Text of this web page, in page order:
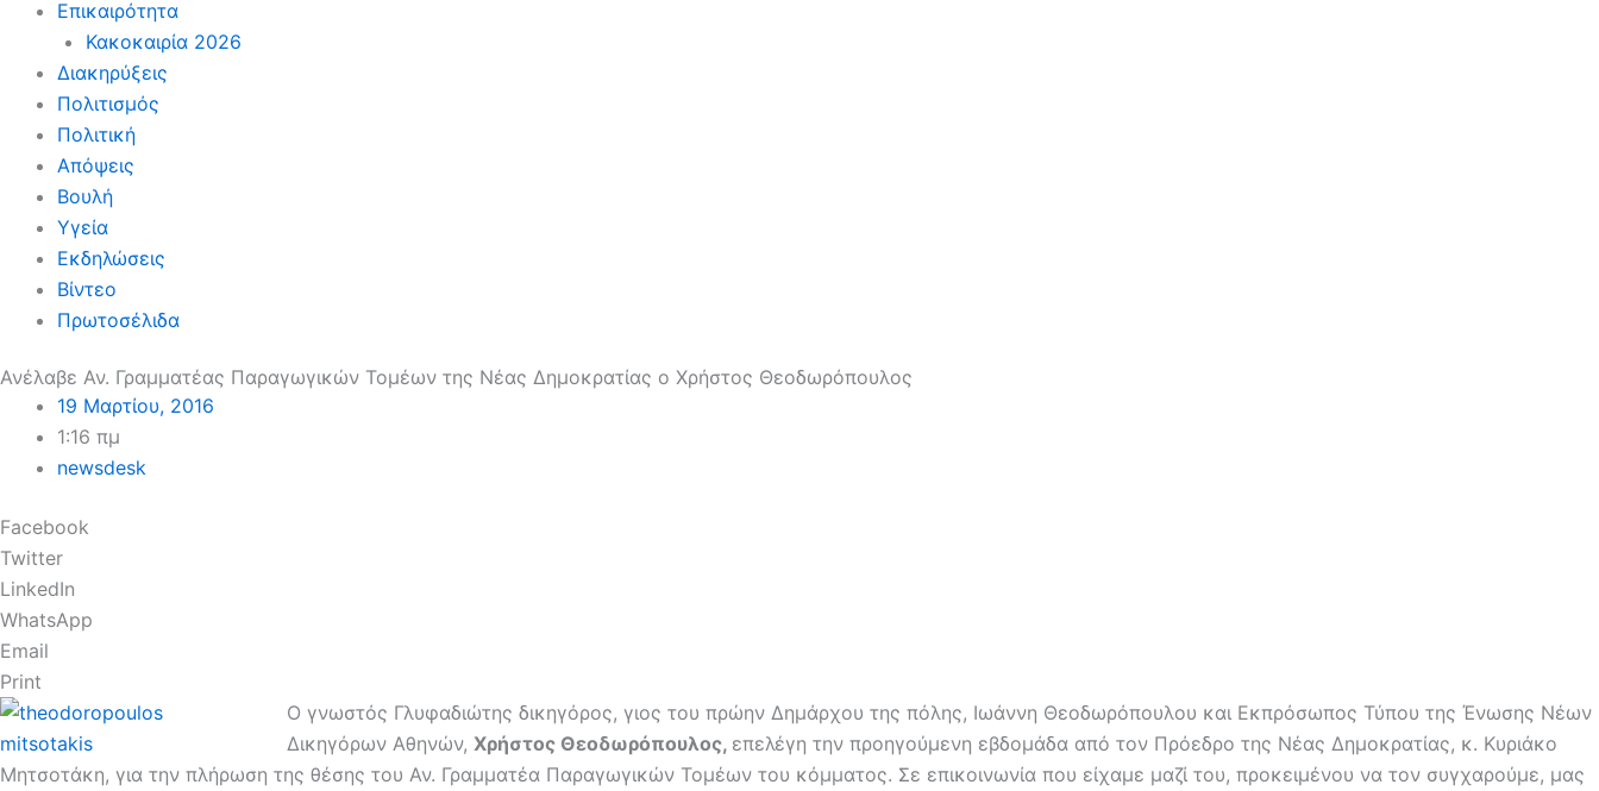
Επικαιρότητα
Κακοκαιρία 2026
Διακηρύξεις
Πολιτισμός
Πολιτική
Απόψεις
Βουλή
Υγεία
Εκδηλώσεις
Βίντεο
Πρωτοσέλιδα
Ανέλαβε Αν. Γραμματέας Παραγωγικών Τομέων της Νέας Δημοκρατίας ο Χρήστος Θεοδωρόπουλος
19 Μαρτίου, 2016
1:16 πμ
newsdesk
Facebook
Twitter
LinkedIn
WhatsApp
Email
Print
O γνωστός Γλυφαδιώτης δικηγόρος, γιος του πρώην Δημάρχου της πόλης, Ιωάννη Θεοδωρόπουλου και Εκπρόσωπος Τύπου της Ένωσης Νέων
Δικηγόρων Αθηνών, Χρήστος Θεοδωρόπουλος, επελέγη την προηγούμενη εβδομάδα από τον Πρόεδρο της Νέας Δημοκρατίας, κ. Κυριάκο
Μητσοτάκη, για την πλήρωση της θέσης του Αν. Γραμματέα Παραγωγικών Τομέων του κόμματος. Σε επικοινωνία που είχαμε μαζί του, προκειμένου να τον συγχαρούμε, μας